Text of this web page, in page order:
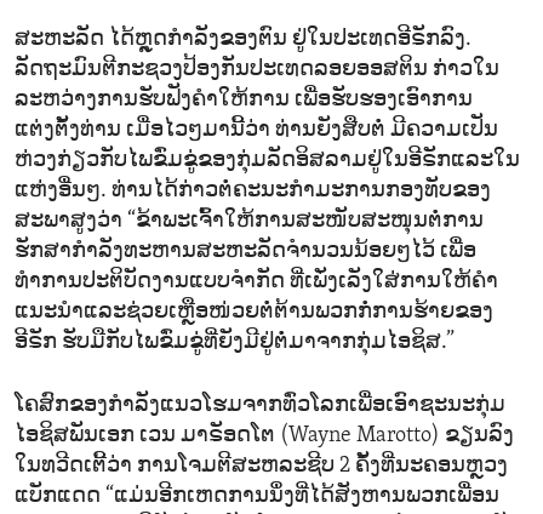
ສະຫະລັດ ໄດ້ຫຼຸດກຳລັງຂອງຕົນ ຢູ່ໃນປະເທດອີຣັກລົງ.
ລັດຖະມົນຕີກະຊວງປ້ອງກັນປະເທດລອຍອອສຕິນ ກ່າວໃນ
ລະຫວ່າງການຮັບຟັງຄຳໃຫ້ການ ເພື່ອຮັບຮອງເອົາການ
ແຕ່ງຕັ້ງທ່ານ ເມື່ອໄວໆມານີ້ວ່າ ທ່ານຍັງສືບຕໍ່ ມີຄວາມເປັນ
ຫ່ວງກ່ຽວກັບໄພຂົ່ມຂູ່ຂອງກຸ່ມລັດອິສລາມຢູ່ໃນອີຣັກແລະໃນ
ແຫ່ງອື່ນໆ. ທ່ານໄດ້ກ່າວຕໍ່ຄະນະກຳມະການກອງທັບຂອງ
ສະພາສູງວ່າ “ຂ້າພະເຈົ້າໃຫ້ການສະໜັບສະໜຸນຕໍ່ການ
ຮັກສາກຳລັງທະຫານສະຫະລັດຈຳນວນນ້ອຍໆໄວ້ ເພື່ອ
ທຳການປະຕິບັດງານແບບຈຳກັດ ທີ່ເພັ່ງເລັງໃສ່ການໃຫ້ຄຳ
ແນະນຳແລະຊ່ວຍເຫຼືອໜ່ວຍຕໍ່ຕ້ານພວກກໍ່ການຮ້າຍຂອງ
ອີຣັກ ຮັບມືກັບໄພຂົ່ມຂູ່ທີ່ຍັງມີຢູ່ຕໍ່ມາຈາກກຸ່ມໄອຊິສ.”
ໂຄສົກຂອງກຳລັງແນວໂຮມຈາກທົ່ວໂລກເພື່ອເອົາຊະນະກຸ່ມ
ໄອຊິສພັນເອກ ເວນ ມາຣັອດໂຕ (Wayne Marotto) ຂຽນລົງ
ໃນທວີດເຕີ້ວ່າ ການໂຈມຕີສະຫລະຊີບ 2 ຄັ້ງທີ່ນະຄອນຫຼວງ
ແບັກແດດ “ແມ່ນອີກເຫດການນຶ່ງທີ່ໄດ້ສັງຫານພວກເພື່ອນ